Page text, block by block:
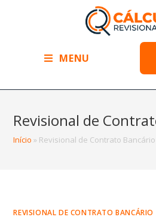
MENU
Revisional de
Início » Revisional de Contrato Bancário
REVISIONAL DE CONTRATO BANCÁRIO